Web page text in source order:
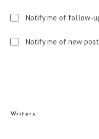
Notify me of follow-
Notify me of new
Writers